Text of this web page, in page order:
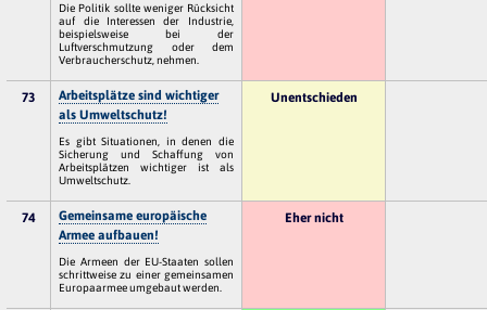
Die Politik sollte weniger Rücksicht
auf die Interessen der Industrie,
beispielsweise bei der
Luftverschmutzung oder dem
Verbraucherschutz, nehmen.
73
Arbeitsplätze sind wichtiger
als Umweltschutz!
Es gibt Situationen, in denen die
Sicherung und Schaffung von
Arbeitsplätzen wichtiger ist als
Umweltschutz.
Unentschieden
74
Gemeinsame europäische
Armee aufbauen!
Die Armeen der EU-Staaten sollen
schrittweise zu einer gemeinsamen
Europaarmee umgebaut werden.
Eher nicht